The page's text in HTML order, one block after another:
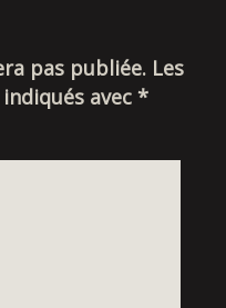
pas publiée. Les
avec *